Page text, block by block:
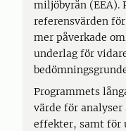
miljöbyrån (EEA).
referensvärden
mer påverkade
underlag för
Programmets
värde för
effekter, samt för